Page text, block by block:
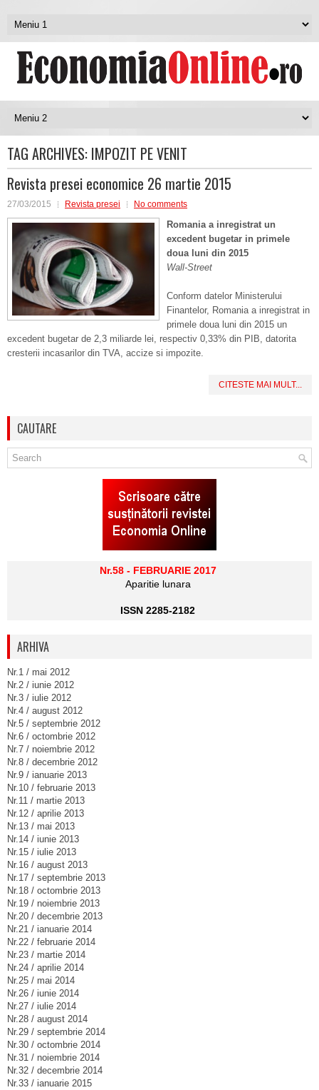
TAG ARCHIVES: IMPOZIT PE VENIT
Revista presei economice 26 martie 2015
27/03/2015 Revista presei No comments
Romania a inregistrat un
excedent bugetar in primele
doua luni din 2015
Wall-Street
Conform datelor Ministerului
Finantelor, Romania a inregistrat in
primele doua luni din 2015 un
excedent bugetar de 2,3 miliarde lei, respectiv 0,33% din PIB, datorita
cresterii incasarilor din TVA, accize si impozite.
CITESTE MAI MULT...
CAUTARE
Nr.58 - FEBRUARIE 2017
Aparitie lunara
ISSN 2285-2182
ARHIVA
Nr.1 / mai 2012
Nr.2 / iunie 2012
Nr.3 / iulie 2012
Nr.4 / august 2012
Nr.5 / septembrie 2012
Nr.6 / octombrie 2012
Nr.7 / noiembrie 2012
Nr.8 / decembrie 2012
Nr.9 / ianuarie 2013
Nr.10 / februarie 2013
Nr.11 / martie 2013
Nr.12 / aprilie 2013
Nr.13 / mai 2013
Nr.14 / iunie 2013
Nr.15 / iulie 2013
Nr.16 / august 2013
Nr.17 / septembrie 2013
Nr.18 / octombrie 2013
Nr.19 / noiembrie 2013
Nr.20 / decembrie 2013
Nr.21 / ianuarie 2014
Nr.22 / februarie 2014
Nr.23 / martie 2014
Nr.24 / aprilie 2014
Nr.25 / mai 2014
Nr.26 / iunie 2014
Nr.27 / iulie 2014
Nr.28 / august 2014
Nr.29 / septembrie 2014
Nr.30 / octombrie 2014
Nr.31 / noiembrie 2014
Nr.32 / decembrie 2014
Nr.33 / ianuarie 2015